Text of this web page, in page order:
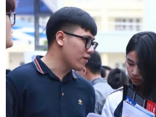
CƠ QUAN CHỦ QUẢN: THÔNG TẤN XÃ VIỆT NAM
Tổng Biên tập: TRẦN TIẾN DUẨN